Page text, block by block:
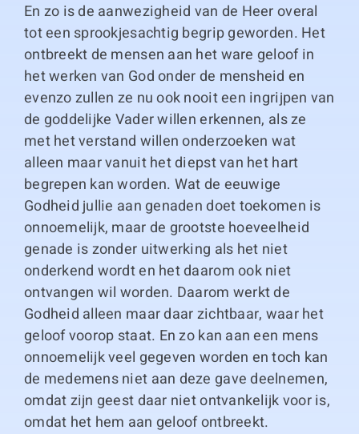
En zo is de aanwezigheid van de Heer overal
tot een sprookjesachtig begrip geworden. Het
ontbreekt de mensen aan het ware geloof in
het werken van God onder de mensheid en
evenzo zullen ze nu ook nooit een ingrijpen van
de goddelijke Vader willen erkennen, als ze
met het verstand willen onderzoeken wat
alleen maar vanuit het diepst van het hart
begrepen kan worden. Wat de eeuwige
Godheid jullie aan genaden doet toekomen is
onnoemelijk, maar de grootste hoeveelheid
genade is zonder uitwerking als het niet
onderkend wordt en het daarom ook niet
ontvangen wil worden. Daarom werkt de
Godheid alleen maar daar zichtbaar, waar het
geloof voorop staat. En zo kan aan een mens
onnoemelijk veel gegeven worden en toch kan
de medemens niet aan deze gave deelnemen,
omdat zijn geest daar niet ontvankelijk voor is,
omdat het hem aan geloof ontbreekt.